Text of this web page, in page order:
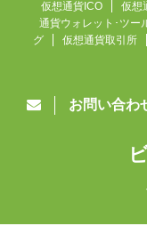
仮想通貨ICO 仮想
通貨ウォレット･ツー
グ
仮想通貨取引所
お問い合わ